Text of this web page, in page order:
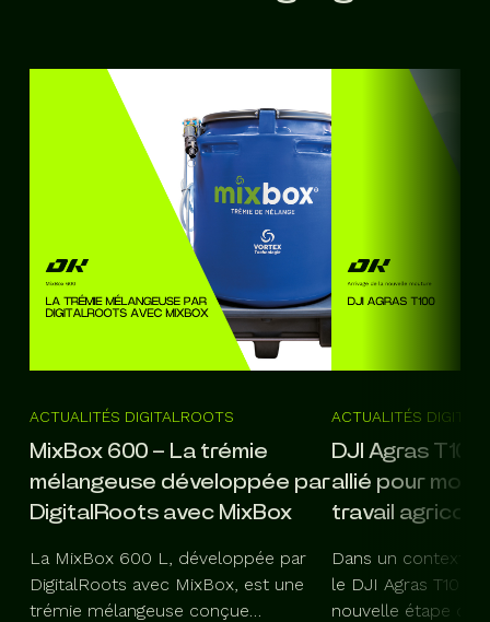
ACTUALITÉS DIGITALROOTS
MixBox 600 – La trémie
mélangeuse développée par
DigitalRoots avec MixBox
La MixBox 600 L, développée par
DigitalRoots avec MixBox, est une
trémie mélangeuse conçue…
ACTUALITÉS
DJI Agras T100
allié pour
travail agricole
Dans un contexte
le DJI Agras T100
nouvelle étape